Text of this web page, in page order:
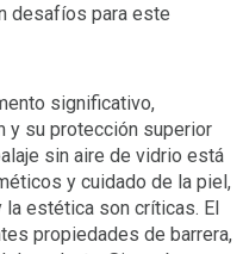
desafíos para este
significativo,
y su protección superior
sin aire de vidrio está
y cuidado de la piel,
estética son críticas. El
propiedades de barrera,